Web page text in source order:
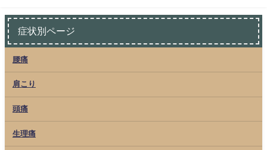
症状別ページ
腰痛
肩こり
頭痛
生理痛